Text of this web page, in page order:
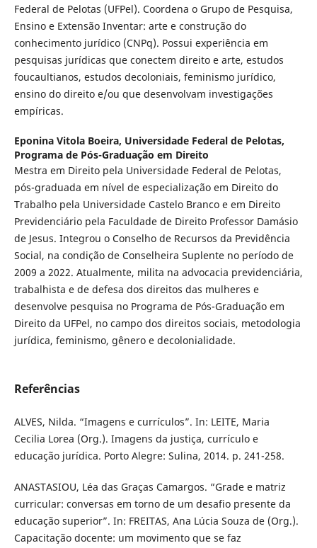
Federal de Pelotas (UFPel). Coordena o Grupo de Pesquisa,
Ensino e Extensão Inventar: arte e construção do
conhecimento jurídico (CNPq). Possui experiência em
pesquisas jurídicas que conectem direito e arte, estudos
foucaultianos, estudos decoloniais, feminismo jurídico,
ensino do direito e/ou que desenvolvam investigações
empíricas.
Eponina Vitola Boeira, Universidade Federal de Pelotas,
Programa de Pós-Graduação em Direito
Mestra em Direito pela Universidade Federal de Pelotas,
pós-graduada em nível de especialização em Direito do
Trabalho pela Universidade Castelo Branco e em Direito
Previdenciário pela Faculdade de Direito Professor Damásio
de Jesus. Integrou o Conselho de Recursos da Previdência
Social, na condição de Conselheira Suplente no período de
2009 a 2022. Atualmente, milita na advocacia previdenciária,
trabalhista e de defesa dos direitos das mulheres e
desenvolve pesquisa no Programa de Pós-Graduação em
Direito da UFPel, no campo dos direitos sociais, metodologia
jurídica, feminismo, gênero e decolonialidade.
Referências
ALVES, Nilda. “Imagens e currículos”. In: LEITE, Maria
Cecilia Lorea (Org.). Imagens da justiça, currículo e
educação jurídica. Porto Alegre: Sulina, 2014. p. 241-258.
ANASTASIOU, Léa das Graças Camargos. “Grade e matriz
curricular: conversas em torno de um desafio presente da
educação superior”. In: FREITAS, Ana Lúcia Souza de (Org.).
Capacitação docente: um movimento que se faz